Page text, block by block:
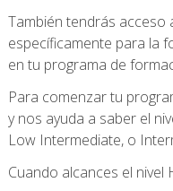
También tendrás acceso
específicamente para la
en tu programa de
Para comenzar tu
y nos ayuda a saber el
Low Intermediate, o
Cuando alcances el nivel